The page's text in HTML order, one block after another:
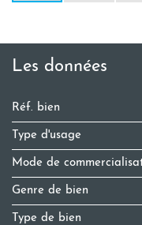
Les données
Réf. bien
Type d'usage
Mode de
Genre de bien
Type de bien